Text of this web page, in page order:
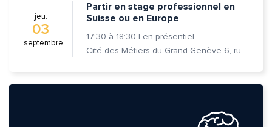
jeu.
03
septembre
Partir en stage professionnel en
Suisse ou en Europe
17:30 à 18:30 | en présentiel
Cité des Métiers du Grand Genève 6, rue Prévost-Martin 1205 Genève